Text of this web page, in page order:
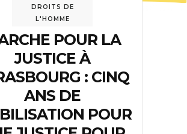
DROITS DE
L'HOMME
POUR LA
JUSTICE À
: CINQ
ANS DE
POUR